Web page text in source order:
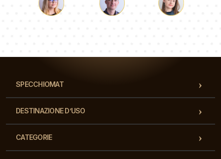
SPECCHIOMAT
DESTINAZIONE D’USO
CATEGORIE